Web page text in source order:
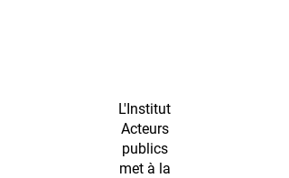
L'Institut
Acteurs
publics
met à la